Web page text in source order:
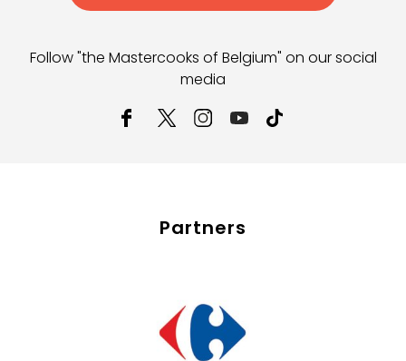
Follow "the Mastercooks of Belgium" on our social
media
Partners